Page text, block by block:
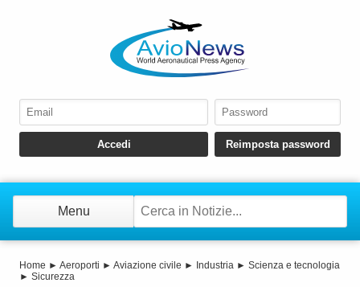
Menu
Home ► Aeroporti ► Aviazione civile ► Industria ► Scienza e tecnologia
► Sicurezza